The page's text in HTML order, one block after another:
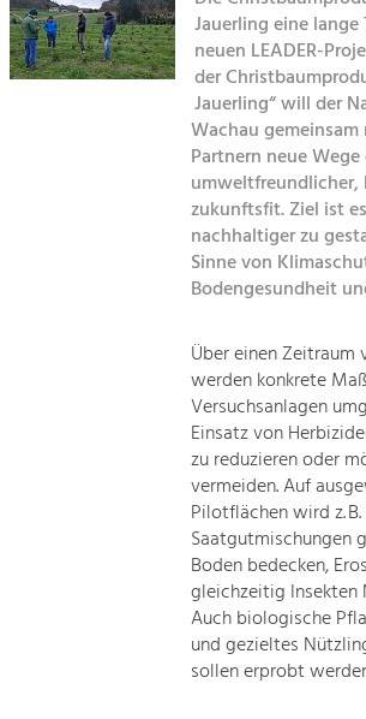
Suche
Landscape.
Tourism
Offer Development and Positioning
Art & Culture
Crafts, Science and Research.
Social Affairs, Education
Equality, Youth and Integration.
Mobility & Energy
Climate Change, Public Transport and
Renewable Energy.
Increase in Regional Value Added.
Jauerling eine
neuen LEADER-
der
Jauerling“ will der
Wachau
Partnern neue
umweltfreundlicher,
zukunftsfit. Ziel ist
nachhaltiger zu
Sinne von
Bodengesundheit
Über einen Zeitraum
werden konkrete
Versuchsanlagen
Einsatz von
zu reduzieren oder
vermeiden. Auf
Pilotflächen wird z.
Saatgutmischungen
Boden bedecken,
gleichzeitig Insekten
Auch biologische
und gezieltes
sollen erprobt